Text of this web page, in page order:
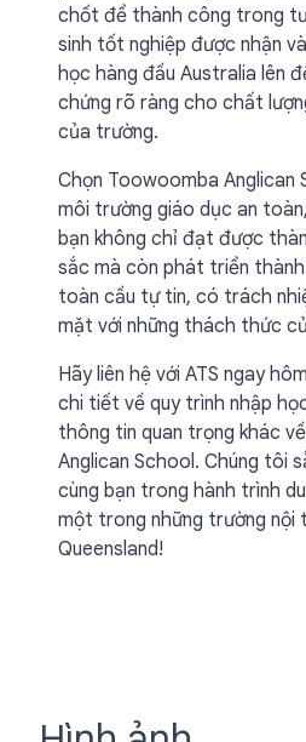
chốt để thành công trong
sinh tốt nghiệp được nhận
học hàng đầu Australia lên
chứng rõ ràng cho chất
của trường.
Chọn Toowoomba Anglican
môi trường giáo dục an
bạn không chỉ đạt được
sắc mà còn phát triển
toàn cầu tự tin, có trách
mặt với những thách thức
Hãy liên hệ với ATS ngay
chi tiết về quy trình nhập
thông tin quan trọng khác
Anglican School. Chúng tôi
cùng bạn trong hành trình
một trong những trường nội
Queensland!